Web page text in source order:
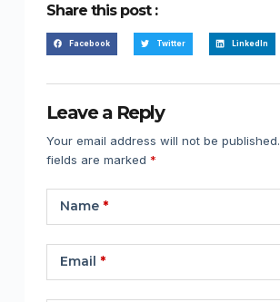
Share this post :
Facebook Twitter LinkedIn
Leave a Reply
Your email address will not be published.
fields are marked *
Name*
Email *